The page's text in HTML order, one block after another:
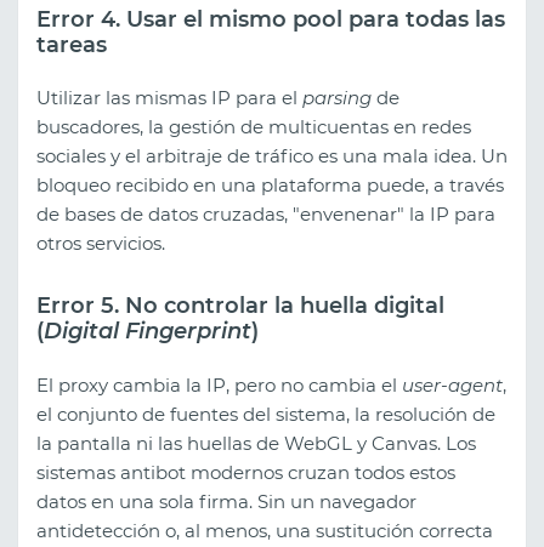
Error 4. Usar el mismo pool para todas las
tareas
Utilizar las mismas IP para el parsing de
buscadores, la gestión de multicuentas en redes
sociales y el arbitraje de tráfico es una mala idea. Un
bloqueo recibido en una plataforma puede, a través
de bases de datos cruzadas, "envenenar" la IP para
otros servicios.
Error 5. No controlar la huella digital
(Digital Fingerprint)
El proxy cambia la IP, pero no cambia el user-agent,
el conjunto de fuentes del sistema, la resolución de
la pantalla ni las huellas de WebGL y Canvas. Los
sistemas antibot modernos cruzan todos estos
datos en una sola firma. Sin un navegador
antidetección o, al menos, una sustitución correcta